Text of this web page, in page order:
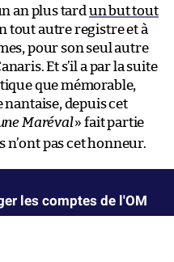
an plus tard un but tout
tout autre registre et à
pour son seul autre
Et s’il a par la suite
que mémorable,
nantaise, depuis cet
Maréval» fait partie
pas cet honneur.
les comptes de l'OM